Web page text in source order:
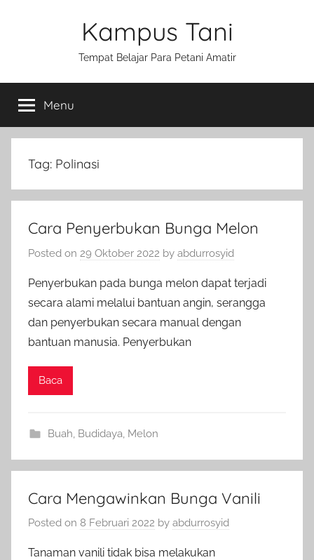
Kampus Tani
Tempat Belajar Para Petani Amatir
Menu
Tag: Polinasi
Cara Penyerbukan Bunga Melon
Posted on 29 Oktober 2022 by abdurrosyid
Penyerbukan pada bunga melon dapat terjadi
secara alami melalui bantuan angin, serangga
dan penyerbukan secara manual dengan
bantuan manusia. Penyerbukan
Baca
Buah Budidaya Melon
Cara Mengawinkan Bunga Vanili
Posted on 8 Februari 2022 by abdurrosyid
Tanaman vanili tidak bisa melakukan